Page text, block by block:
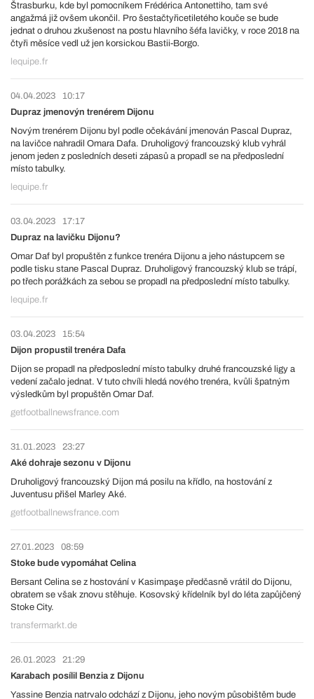
Štrasburku, kde byl pomocníkem Frédérica Antonettiho, tam své
angažmá již ovšem ukončil. Pro šestačtyřicetiletého kouče se bude
jednat o druhou zkušenost na postu hlavního šéfa lavičky, v roce 2018 na
čtyři měsíce vedl už jen korsickou Bastii-Borgo.
lequipe.fr
04.04.2023
10:17
Dupraz jmenovýn trenérem Dijonu
Novým trenérem Dijonu byl podle očekávání jmenován Pascal Dupraz,
na lavičce nahradil Omara Dafa. Druholigový francouzský klub vyhrál
jenom jeden z posledních deseti zápasů a propadl se na předposlední
místo tabulky.
lequipe.fr
03.04.2023
17:17
Dupraz na lavičku Dijonu?
Omar Daf byl propuštěn z funkce trenéra Dijonu a jeho nástupcem se
podle tisku stane Pascal Dupraz. Druholigový francouzský klub se trápí,
po třech porážkách za sebou se propadl na předposlední místo tabulky.
lequipe.fr
03.04.2023
15:54
Dijon propustil trenéra Dafa
Dijon se propadl na předposlední místo tabulky druhé francouzské ligy a
vedení začalo jednat. V tuto chvíli hledá nového trenéra, kvůli špatným
výsledkům byl propuštěn Omar Daf.
getfootballnewsfrance.com
31.01.2023
23:27
Aké dohraje sezonu v Dijonu
Druholigový francouzský Dijon má posilu na křídlo, na hostování z
Juventusu přišel Marley Aké.
getfootballnewsfrance.com
27.01.2023
08:59
Stoke bude vypomáhat Celina
Bersant Celina se z hostování v Kasimpaşe předčasně vrátil do Dijonu,
obratem se však znovu stěhuje. Kosovský křídelník byl do léta zapůjčený
Stoke City.
transfermarkt.de
26.01.2023
21:29
Karabach posílil Benzia z Dijonu
Yassine Benzia natrvalo odchází z Dijonu, jeho novým působištěm bude